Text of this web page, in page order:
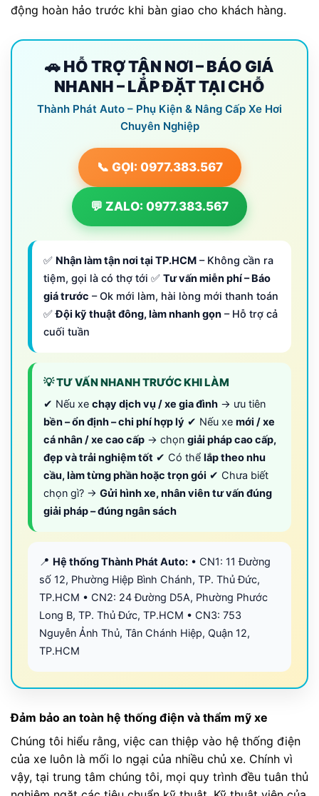
động hoàn hảo trước khi bàn giao cho khách hàng.
🚗 HỖ TRỢ TẬN NƠI – BÁO GIÁ
NHANH – LẮP ĐẶT TẠI CHỖ
Thành Phát Auto – Phụ Kiện & Nâng Cấp Xe Hơi
Chuyên Nghiệp
📞 GỌI: 0977.383.567
💬 ZALO: 0977.383.567
✅ Nhận làm tận nơi tại TP.HCM – Không cần ra
tiệm, gọi là có thợ tới ✅ Tư vấn miễn phí – Báo
giá trước – Ok mới làm, hài lòng mới thanh toán
✅Đội kỹ thuật đông, làm nhanh gọn – Hỗ trợ cả
cuối tuần
💡 TƯ VẤN NHANH TRƯỚC KHI LÀM
✔ Nếu xe chạy dịch vụ / xe gia đình → ưu tiên
bền – ổn định – chi phí hợp lý ✔ Nếu xe mới / xe
cá nhân / xe cao cấp → chọn giải pháp cao cấp,
đẹp và trải nghiệm tốt ✔ Có thể lắp theo nhu
cầu, làm từng phần hoặc trọn gói ✔ Chưa biết
chọn gì? → Gửi hình xe, nhân viên tư vấn đúng
giải pháp – đúng ngân sách
📍 Hệ thống Thành Phát Auto: • CN1: 11 Đường
số 12, Phường Hiệp Bình Chánh, TP. Thủ Đức,
TP.HCM • CN2: 24 Đường D5A, Phường Phước
Long B, TP. Thủ Đức, TP.HCM • CN3: 753
Nguyễn Ảnh Thủ, Tân Chánh Hiệp, Quận 12,
TP.HCM
Đảm bảo an toàn hệ thống điện và thẩm mỹ xe
Chúng tôi hiểu rằng, việc can thiệp vào hệ thống điện
của xe luôn là mối lo ngại của nhiều chủ xe. Chính vì
vậy, tại trung tâm chúng tôi, mọi quy trình đều tuân thủ